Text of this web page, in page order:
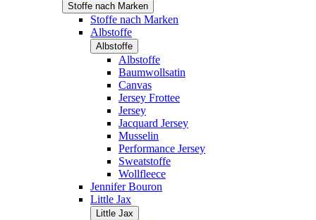
Stoffe nach Marken
Stoffe nach Marken
Albstoffe
Albstoffe
Albstoffe
Baumwollsatin
Canvas
Jersey Frottee
Jersey
Jacquard Jersey
Musselin
Performance Jersey
Sweatstoffe
Wollfleece
Jennifer Bouron
Little Jax
Little Jax